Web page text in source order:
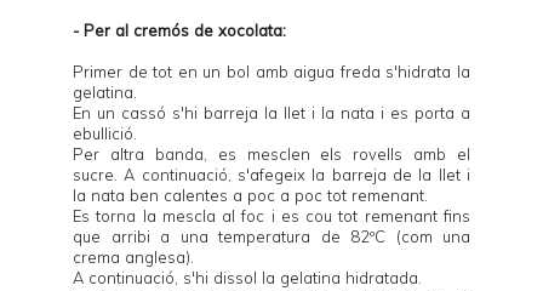
- Per al cremós de xocolata:
Primer de tot en un bol amb aigua freda s'hidrata la
gelatina.
En un cassó s'hi barreja la llet i la nata i es porta a
ebullició.
Per altra banda, es mesclen els rovells amb el
sucre. A continuació, s'afegeix la barreja de la llet i
la nata ben calentes a poc a poc tot remenant.
Es torna la mescla al foc i es cou tot remenant fins
que arribi a una temperatura de 82ºC (com una
crema anglesa).
A continuació, s'hi dissol la gelatina hidratada.